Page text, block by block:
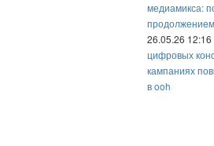
медиамикса:
26.05.26 12:16
цифровых
кампаниях
в ooh